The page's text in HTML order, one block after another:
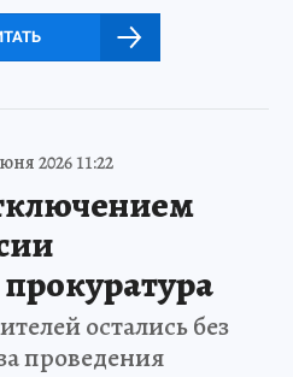
2026 11:22
остались без
проведения